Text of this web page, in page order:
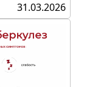
31.03.2026